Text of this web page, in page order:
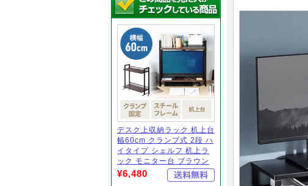
デスク上収納ラック 机上台
幅60cm クランプ式 2段 ハ
イタイプ シェルフ 机上ラ
ック モニター台 ブラウン
¥6,480